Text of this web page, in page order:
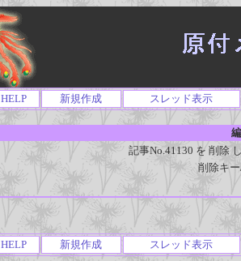
HELP 新規作成 スレッド表示
記事No.41130 を 削除
削除キ
HELP 新規作成 スレッド表示